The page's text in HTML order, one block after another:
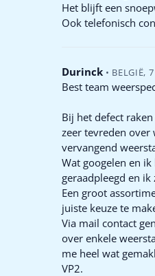
Het blijft een
Ook telefonisch
Durinck • BELGIË,
Best team
Bij het defect
zeer tevreden over
vervangend
Wat googelen en
geraadpleegd en
Een groot
juiste keuze te
Via mail contact
over enkele
me heel wat
VP2.